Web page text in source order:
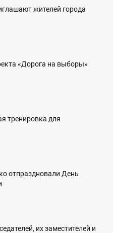
жителей города
«Дорога на выборы»
тренировка для
отпраздновали День
их заместителей и